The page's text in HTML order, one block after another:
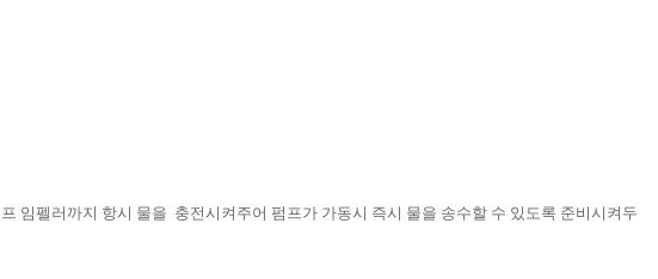
임펠러까지 항시 물을 충전시켜주어 펌프가 가동시 즉시 물을 송수할 수 있도록 준비시켜두